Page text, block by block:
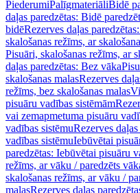
PiederumiPalīgmateriāliBidē
daļas paredzētas: Bidē
bidēRezerves daļas
skalošanas režīms, ar
Pisuāri, skalošanas režīms, ar
daļas paredzētas: Bez vāka
skalošanas malasRezerves
režīms, bez skalošanas malas
pisuāru vadības sistēmām
vai zemapmetuma pisuāru
vadības sistēmuRezerves
vadības sistēmuIebūvētai
paredzētas: Iebūvētai pisuāru
režīms, ar vāku / paredzēts
skalošanas režīms, ar vāku /
malasRezerves daļas